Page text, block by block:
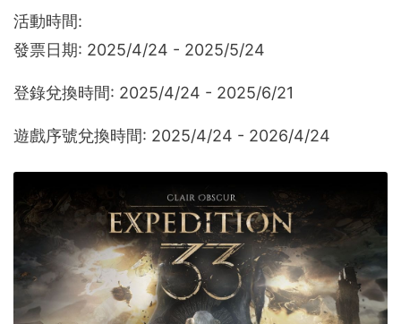
活動時間:
發票日期: 2025/4/24 - 2025/5/24
登錄兌換時間: 2025/4/24 - 2025/6/21
遊戲序號兌換時間: 2025/4/24 - 2026/4/24